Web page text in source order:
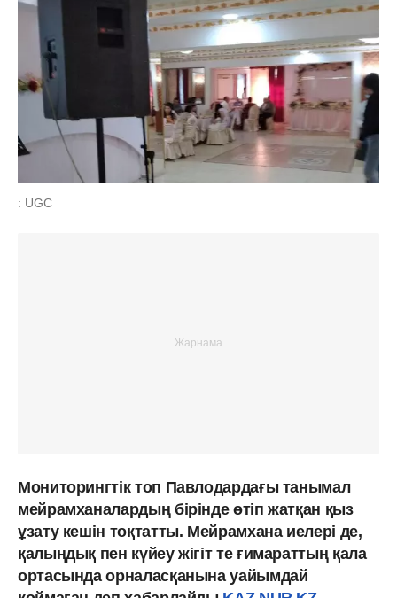
: UGC
Мониторингтік топ Павлодардағы танымал
мейрамханалардың бірінде өтіп жатқан қыз
ұзату кешін тоқтатты. Мейрамхана иелері де,
қалыңдық пен күйеу жігіт те ғимараттың қала
ортасында орналасқанына уайымдай